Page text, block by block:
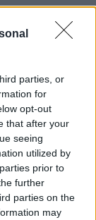
parties, or
for
opt-out
that after your
seeing
utilized by
prior to
further
parties on the
may